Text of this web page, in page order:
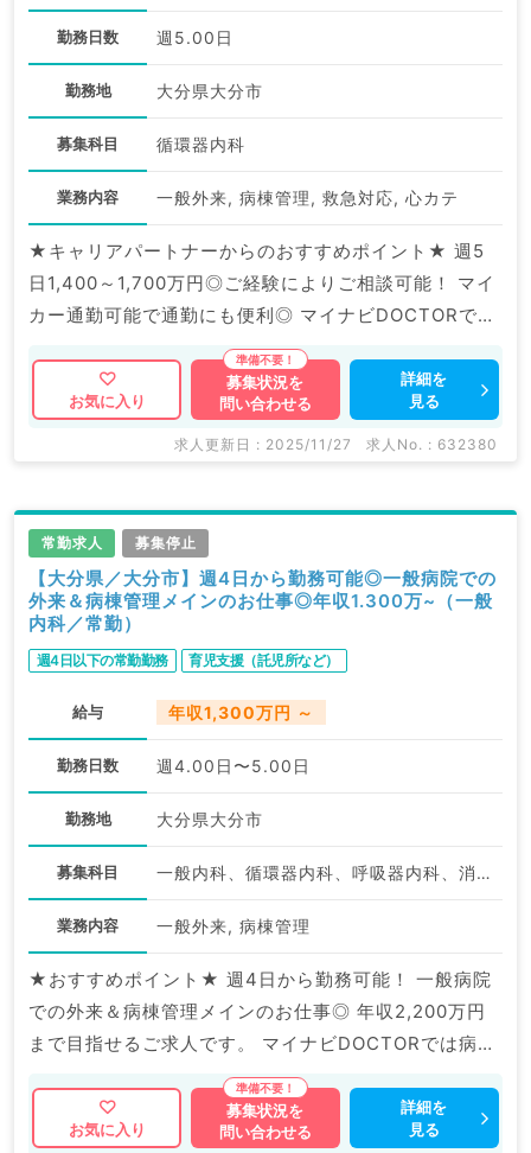
勤務日数 週5.00日
勤務地 大分県大分市
募集科目 循環器内科
業務内容 一般外来, 病棟管理, 救急対応, 心カテ
★キャリアパートナーからのおすすめポイント★ 週5
日1,400～1,700万円◎ご経験によりご相談可能！ マイ
カー通勤可能で通勤にも便利◎ マイナビDOCTORでは
病院やクリニックなどの医療機関求人はもちろんのこ
と、 掲載情報以外にも産業医等の企業系求人も多数扱
っています。 求人内容の詳細等はお気軽にお問合せ下
お気に入り
募集状況を
問い合わせる
詳細を
見る
求人更新日 : 2025/11/27 求人No. : 632380
常勤求人 募集停止
【大分県／大分市】週4日から勤務可能◎一般病院での
外来＆病棟管理メインのお仕事◎年収1.300万~（一般
内科／常勤）
週4日以下の常勤勤務 育児支援（託児所など）
給与 年収1,300万円 ～
勤務日数 週4.00日〜5.00日
勤務地 大分県大分市
募集科目 一般内科、循環器内科、呼吸器内科、消化器内科、内分泌・代謝内科
業務内容 一般外来, 病棟管理
★おすすめポイント★ 週4日から勤務可能！ 一般病院
での外来＆病棟管理メインのお仕事◎ 年収2,200万円
まで目指せるご求人です。 マイナビDOCTORでは病院
やクリニックなどの医療機関求人はもちろんのこと、
産業医等の企業系求人も多数扱っています。 求人内容
の詳細等はお気軽にお問合せ下さい。
お気に入り
募集状況を
問い合わせる
詳細を
見る